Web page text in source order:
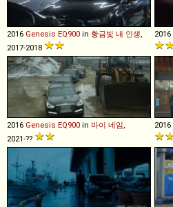
2016 Genesis EQ900 in 황금빛 내 인생
2017-2018
2016
2016 Genesis EQ900 in 마이 네임
2021-??
2016